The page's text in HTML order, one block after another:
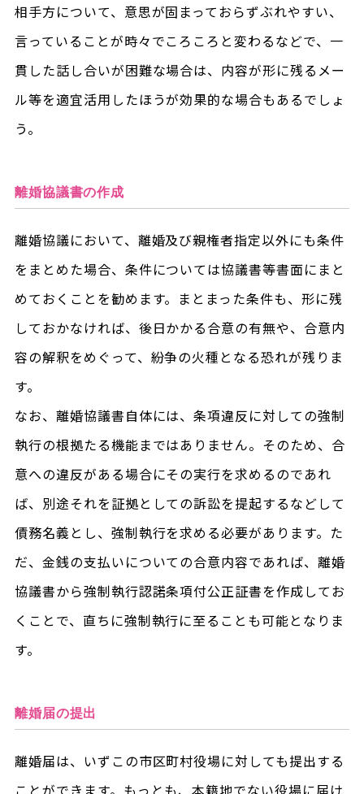
相手方について、意思が固まっておらずぶれやすい、
言っていることが時々でころころと変わるなどで、一
貫した話し合いが困難な場合は、内容が形に残るメー
ル等を適宜活用したほうが効果的な場合もあるでしょ
う。
離婚協議書の作成
離婚協議において、離婚及び親権者指定以外にも条件
をまとめた場合、条件については協議書等書面にまと
めておくことを勧めます。まとまった条件も、形に残
しておかなければ、後日かかる合意の有無や、合意内
容の解釈をめぐって、紛争の火種となる恐れが残りま
す。
なお、離婚協議書自体には、条項違反に対しての強制
執行の根拠たる機能まではありません。そのため、合
意への違反がある場合にその実行を求めるのであれ
ば、別途それを証拠としての訴訟を提起するなどして
債務名義とし、強制執行を求める必要があります。た
だ、金銭の支払いについての合意内容であれば、離婚
協議書から強制執行認諾条項付公正証書を作成してお
くことで、直ちに強制執行に至ることも可能となりま
す。
離婚届の提出
離婚届は、いずこの市区町村役場に対しても提出する
ことができます。もっとも、本籍地でない役場に届け